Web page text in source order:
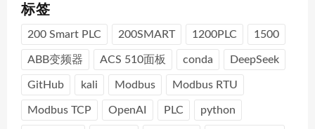
标签
200 Smart PLC 200SMART 1200PLC 1500
ABB变频器 ACS 510面板 conda DeepSeek
GitHub kali Modbus Modbus RTU
Modbus TCP OpenAI PLC python